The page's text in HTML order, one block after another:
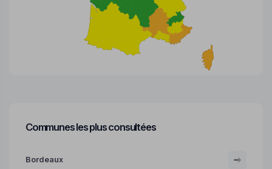
Communes les plus consultées
Bordeaux